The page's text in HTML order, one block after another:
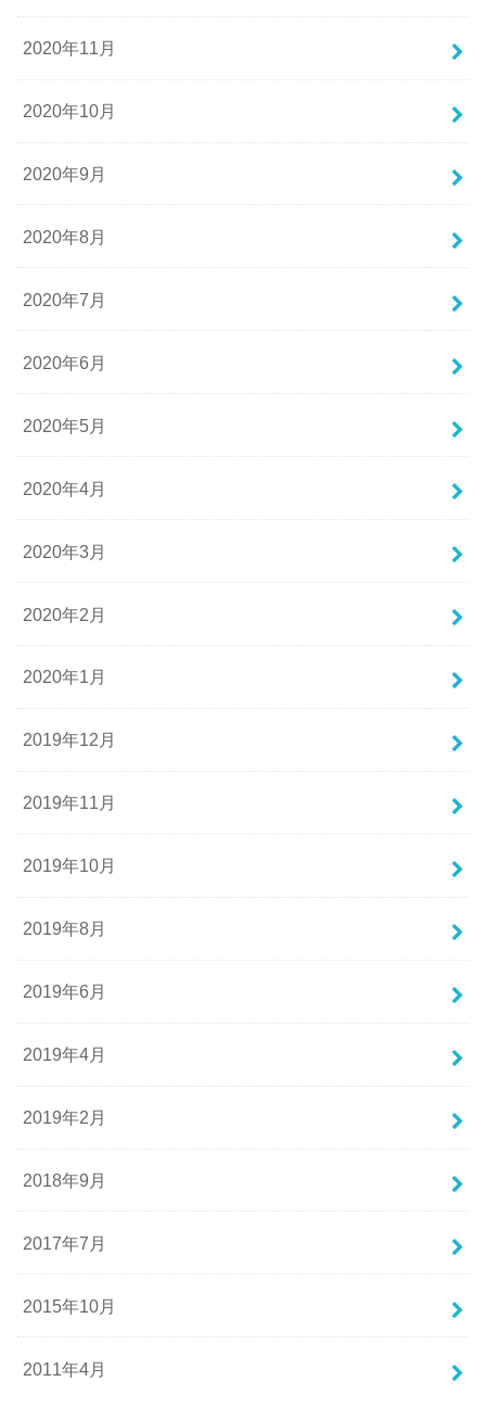
2020年11月
2020年10月
2020年9月
2020年8月
2020年7月
2020年6月
2020年5月
2020年4月
2020年3月
2020年2月
2020年1月
2019年12月
2019年11月
2019年10月
2019年8月
2019年6月
2019年4月
2019年2月
2018年9月
2017年7月
2015年10月
2011年4月